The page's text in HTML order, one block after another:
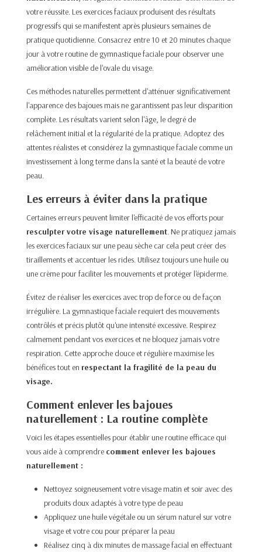
votre réussite. Les exercices faciaux produisent des résultats
progressifs qui se manifestent après plusieurs semaines de
pratique quotidienne. Consacrez entre 10 et 20 minutes chaque
jour à votre routine de gymnastique faciale pour observer une
amélioration visible de l'ovale du visage.​
Ces méthodes naturelles permettent d'atténuer significativement
l'apparence des bajoues mais ne garantissent pas leur disparition
complète. Les résultats varient selon l'âge, le degré de
relâchement initial et la régularité de la pratique. Adoptez des
attentes réalistes et considérez la gymnastique faciale comme un
investissement à long terme dans la santé et la beauté de votre
peau.​
Les erreurs à éviter dans la pratique
Certaines erreurs peuvent limiter l'efficacité de vos efforts pour
resculpter votre visage naturellement. Ne pratiquez jamais
les exercices faciaux sur une peau sèche car cela peut créer des
tiraillements et accentuer les rides. Utilisez toujours une huile ou
une crème pour faciliter les mouvements et protéger l'épiderme.​
Évitez de réaliser les exercices avec trop de force ou de façon
irrégulière. La gymnastique faciale requiert des mouvements
contrôlés et précis plutôt qu'une intensité excessive. Respirez
calmement pendant vos exercices et ne bloquez jamais votre
respiration. Cette approche douce et régulière maximise les
bénéfices tout en respectant la fragilité de la peau du
visage.​
Comment enlever les bajoues
naturellement : La routine complète
Voici les étapes essentielles pour établir une routine efficace qui
vous aide à comprendre comment enlever les bajoues
naturellement :
Nettoyez soigneusement votre visage matin et soir avec des
produits doux adaptés à votre type de peau
Appliquez une huile végétale ou un sérum naturel sur votre
visage et votre cou pour préparer la peau
Réalisez cinq à dix minutes de massage facial en effectuant